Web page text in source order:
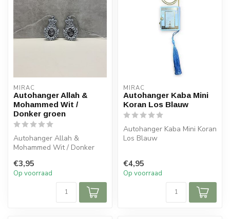
MIRAC
Autohanger Allah &
Mohammed Wit /
Donker groen
Autohanger Allah &
Mohammed Wit / Donker
beide kanten...
€3,95
Op voorraad
MIRAC
Autohanger Kaba Mini
Koran Los Blauw
Autohanger Kaba Mini Koran
Los Blauw
€4,95
Op voorraad